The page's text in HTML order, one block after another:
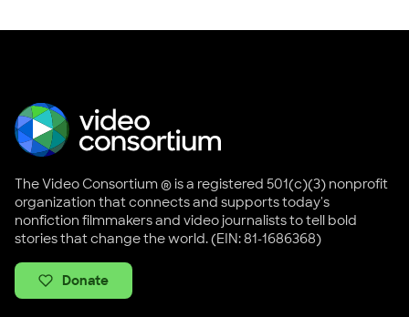
The Video Consortium ® is a registered 501(c)(3) nonprofit
organization that connects and supports today's
nonfiction filmmakers and video journalists to tell bold
stories that change the world. (EIN: 81-1686368)
Donate